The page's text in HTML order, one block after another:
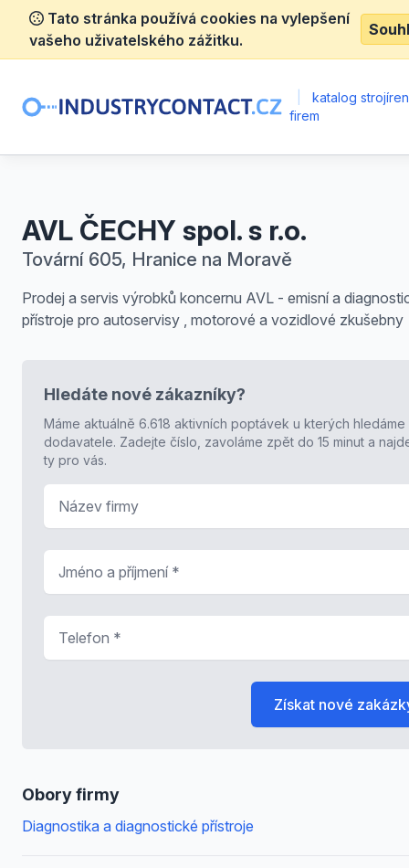
Tato stránka používá cookies na vylepšení
vašeho uživatelského zážitku.
katalog
firem
AVL ČECHY spol. s r.o.
Tovární 605, Hranice na Moravě
Prodej a servis výrobků koncernu AVL - emisní a
přístroje pro autoservisy , motorové a vozidlové zkušebny
Obory firmy
Diagnostika a diagnostické přístroje
Hledáte nové zákazníky?
Máme aktuálně 6.618 aktivních poptávek u kterých hledáme
dodavatele. Zadejte číslo, zavoláme zpět do 15 minut a
ty pro vás.
Získat nové